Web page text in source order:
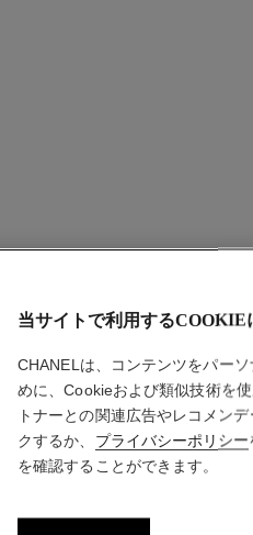
当サイトで利用するCOOKIE
CHANELは、コンテンツをパー
めに、Cookieおよび類似技術を
トナーとの関連広告やレコメン
クするか、 プライバシーポリシー
を確認することができます。